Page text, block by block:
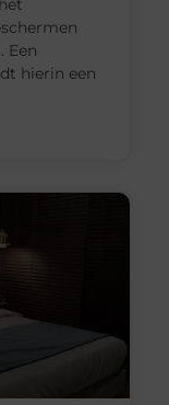
Een
hierin een